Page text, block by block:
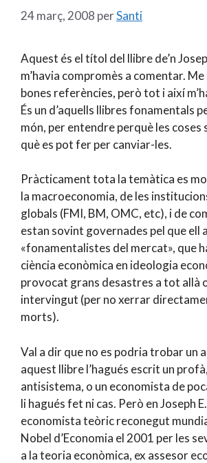
24 març, 2008 perSanti
Aquest és el títol del llibre de’n
m’havia compromès a comentar.
bones referències, però tot i així
És un d’aquells llibres fonamentals
món, per entendre perquè les coses
què es pot fer per canviar-les.
Pràcticament tota la temàtica es
la macroeconomia, de les
globals (FMI, BM, OMC, etc), i de
estan sovint governades pel que ell
«fonamentalistes del mercat», que
ciència econòmica en ideologia
provocat grans desastres a tot allà
intervingut (per no xerrar
morts).
Val a dir que no es podria trobar un
aquest llibre l’hagués escrit un
antisistema, o un economista de
li hagués fet ni cas. Però en Joseph
economista teòric reconegut
Nobel d’Economia el 2001 per les
a la teoria econòmica, ex assesor